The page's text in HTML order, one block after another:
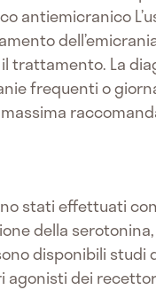
antiemicranico
trattamento. La
frequenti o
stati effettuati
della
disponibili
dei